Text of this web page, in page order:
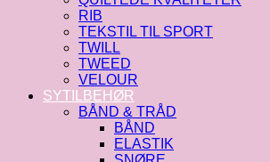
RIB
TEKSTIL TIL SPORT
TWILL
TWEED
VELOUR
SYTILBEHØR
BÅND & TRÅD
BÅND
ELASTIK